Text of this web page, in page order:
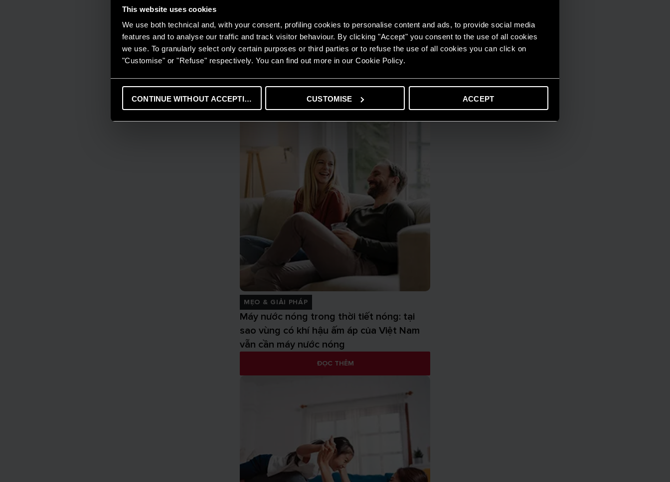
This website uses cookies
We use both technical and, with your consent, profiling cookies to personalise content and ads, to provide social media
features and to analyse our traffic and track visitor behaviour. By clicking "Accept" you consent to the use of all cookies
we use. To granularly select only certain purposes or third parties or to refuse the use of all cookies you can click on
"Customise" or "Refuse" respectively. You can find out more in our Cookie Policy.
CONTINUE WITHOUT ACCEPTING CUSTOMISE ACCEPT
MẸO & GIẢI PHÁP
Máy nước nóng trong thời tiết ẩm ướt: lợi
ĐỌC THÊM
MẸO & GIẢI PHÁP
Máy nước nóng trong thời tiết nóng: tại
sao vùng có khí hậu ấm áp của Việt Nam
vẫn cần máy nước nóng
ĐỌC THÊM